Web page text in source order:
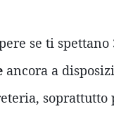
se ti
ancora a